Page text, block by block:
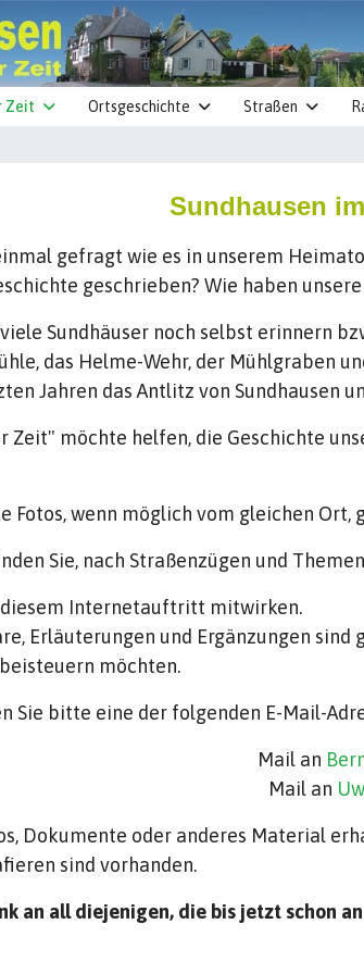
Zeit Ortsgeschichte Straßen
Sundhausen
gefragt wie es in unserem
geschrieben? Wie haben
Sundhäuser noch selbst erinnern
das Helme-Wehr, der Mühlgraben
Jahren das Antlitz von Sundhausen
Zeit" möchte helfen, die Geschichte
Fotos, wenn möglich vom gleichen
Sie, nach Straßenzügen und
diesem Internetauftritt mitwirken.
Erläuterungen und Ergänzungen
möchten.
Sie bitte eine der folgenden E-Mail-
Mail an
Mail an
Dokumente oder anderes Material
sind vorhanden.
an all diejenigen, die bis jetzt schon